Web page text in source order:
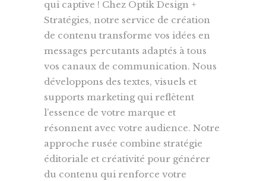
qui captive ! Chez Optik Design +
Stratégies, notre service de création
de contenu transforme vos idées en
messages percutants adaptés à tous
vos canaux de communication. Nous
développons des textes, visuels et
supports marketing qui reflètent
l’essence de votre marque et
résonnent avec votre audience. Notre
approche rusée combine stratégie
éditoriale et créativité pour générer
du contenu qui renforce votre